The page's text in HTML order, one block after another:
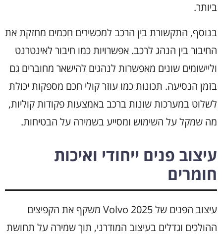
ביותר.
בנוסף, התקשורת בין הרכב למכשירים חכמים מחזקת את
החיבור בין הנהג לרכב. אפשרויות כמו חיבור לאינטרנט
וליישומים שונים מאפשרות לנהגים להישאר מחוברים גם
בזמן הנסיעה. תכונות כמו עוזר קולי חכם מספקות יכולת
לשלוט במערכות שונות ברכב באמצעות פקודות קוליות,
מה שמקל על השימוש ומסייע בשמירה על הבטיחות.
עיצוב פנים ייחודי ואיכות
חומרים
עיצוב הפנים של Volvo 2025 משקף את הקפיצים
ההולכים וגדלים בעיצוב המודרני, תוך שמירה על תחושת